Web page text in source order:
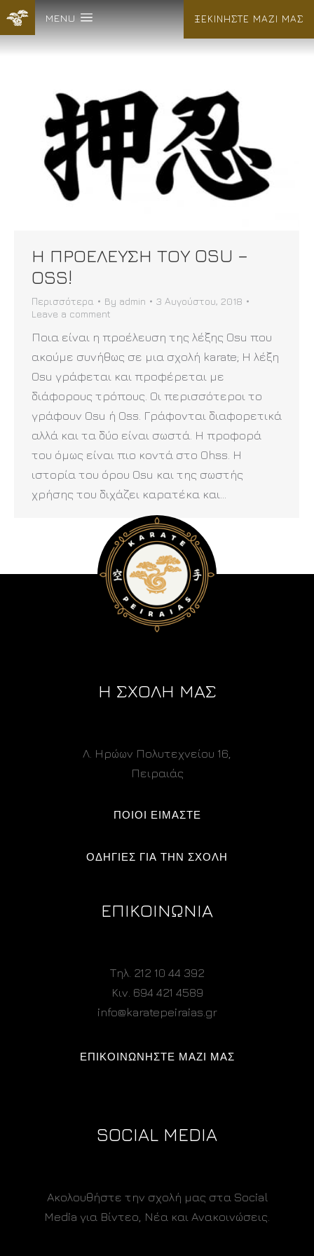
MENU ΞΕΚΙΝΗΣΤΕ ΜΑΖΙ ΜΑΣ
Η ΠΡΟΕΛΕΥΣΗ ΤΟΥ OSU –
OSS!
Περισσότερα By admin
3 Αυγούστου, 2018
Leave a comment
Ποια είναι η προέλευση της λέξης Osu που
ακούμε συνήθως σε μια σχολή karate; Η λέξη
Osu γράφεται και προφέρεται με
διάφορους τρόπους. Οι περισσότεροι το
γράφουν Osu ή Oss. Γράφονται διαφορετικά
αλλά και τα δύο είναι σωστά. Η προφορά
του όμως είναι πιο κοντά στο Ohss. Η
ιστορία του όρου Osu και της σωστής
χρήσης του διχάζει καρατέκα και…
Η ΣΧΟΛΗ ΜΑΣ
Λ. Ηρώων Πολυτεχνείου 16,
Πειραιάς
ΠΟΙΟΙ ΕΙΜΑΣΤΕ
ΟΔΗΓΙΕΣ ΓΙΑ ΤΗΝ ΣΧΟΛΗ
ΕΠΙΚΟΙΝΩΝΙΑ
Τηλ. 212 10 44 392
Κιν. 694 421 4589
info@karatepeiraias.gr
ΕΠΙΚΟΙΝΩΝΗΣΤΕ ΜΑΖΙ ΜΑΣ
SOCIAL MEDIA
Ακολουθήστε την σχολή μας στα Social
Media για Βίντεο, Νέα και Ανακοινώσεις.